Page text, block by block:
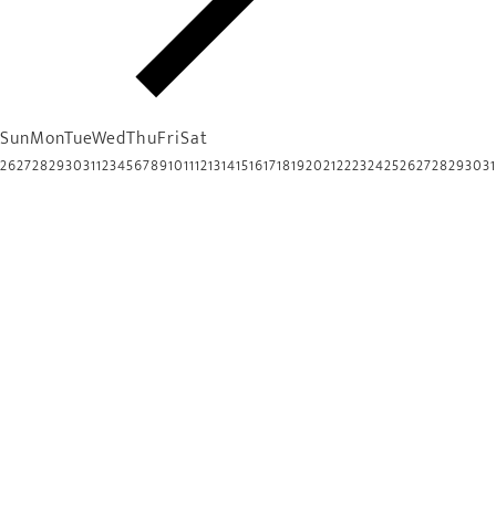
SunMonTueWedThuFriSat
26272829303112345678910111213141516171819202122232425262728293031